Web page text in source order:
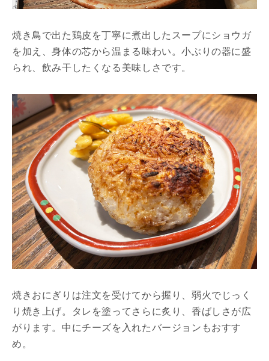
焼き鳥で出た鶏皮を丁寧に煮出したスープにショウガ
を加え、身体の芯から温まる味わい。小ぶりの器に盛
られ、飲み干したくなる美味しさです。
焼きおにぎりは注文を受けてから握り、弱火でじっく
り焼き上げ。タレを塗ってさらに炙り、香ばしさが広
がります。中にチーズを入れたバージョンもおすす
め。